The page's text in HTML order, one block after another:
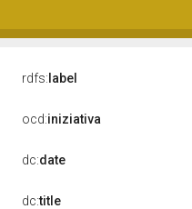
rdfs: label
ocd:iniziativa
dc:date
dc:title